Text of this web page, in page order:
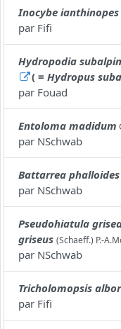
Inocybe ianthinopes
par Fifi
Hydropodia
( =Hydropus
par Fouad
Entoloma madidum
par NSchwab
Battarrea phalloides
par NSchwab
Pseudohiatula
griseus (Schaeff.) P.-
par NSchwab
Tricholomopsis
par Fifi